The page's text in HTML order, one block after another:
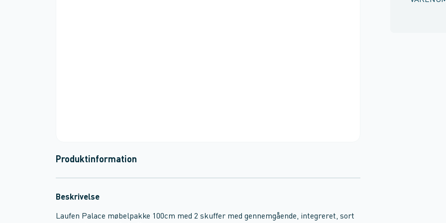
Produktinformation
Beskrivelse
Laufen Palace møbelpakke 100cm med 2 skuffer med gennemgående, integreret, sort